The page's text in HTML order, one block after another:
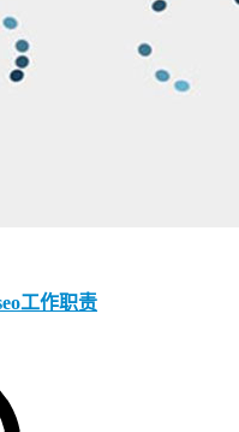
工作职责